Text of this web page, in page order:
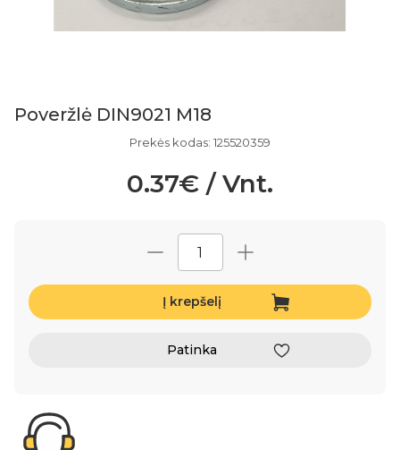
Poveržlė DIN9021 M18
Prekės kodas: 125520359
0.37€ / Vnt.
Į krepšelį
Patinka